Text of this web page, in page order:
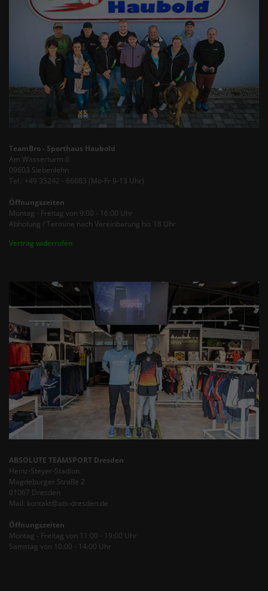
TeamBro - Sporthaus Haubold
Am Wasserturm 6
09603 Siebenlehn
Tel.: +49 35242 - 66683 (Mo-Fr 9-13 Uhr)
Öffnungszeiten
Montag - Freitag von 9:00 - 16:00 Uhr
Abholung / Termine nach Vereinbarung bis 18 Uhr
Vertrag widerrufen
ABSOLUTE TEAMSPORT Dresden
Heinz-Steyer-Stadion
Magdeburger Straße 2
01067 Dresden
Mail: kontakt@ats-dresden.de
Öffnungszeiten
Montag - Freitag von 11:00 - 19:00 Uhr
Samstag von 10:00 - 14:00 Uhr